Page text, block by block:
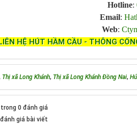
Hotline:
Email:
Web:
HỆ HÚT HẦM CẦU - THÔNG
Thị xã Long Khánh, Thị xã Long Khánh Đồng Nai,
0 đánh giá
giá bài viết